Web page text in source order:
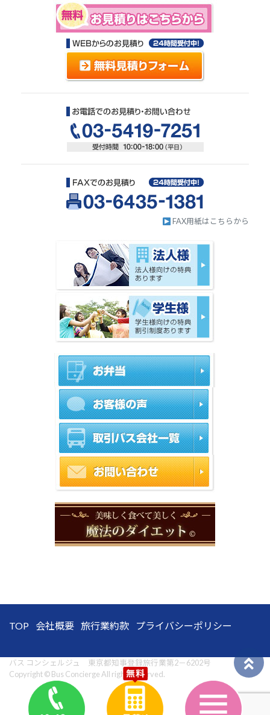
FAX用紙はこちらから
TOP 会社概要 旅行業約款 プライバシーポリシー
バス コンシェルジュ 東京都知事登録旅行業第2－6202号
Copyright © Bus Concierge All rights reserved.